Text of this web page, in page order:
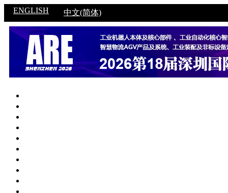
ENGLISH 中文(简体)